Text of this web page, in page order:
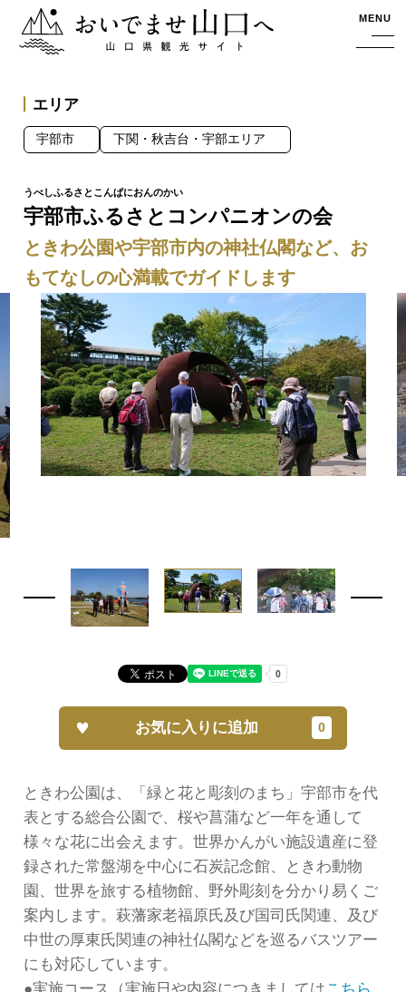
おいでませ山口へー山口県観光サイト MENU
宇部市ふるさとコンパニオンの会
ときわ公園や宇部市内の神社仏閣など、お
もてなしの心満載でガイドします
ときわ公園は、「緑と花と彫刻のまち」宇部市を代
表とする総合公園で、桜や菖蒲など一年を通して
様々な花に出会えます。世界かんがい施設遺産に登
録された常盤湖を中心に石炭記念館、ときわ動物
園、世界を旅する植物館、野外彫刻を分かり易くご
案内します。萩藩家老福原氏及び国司氏関連、及び
中世の厚東氏関連の神社仏閣などを巡るバスツアー
にも対応しています。
お気に入りに追加
エリア
宇部市 下関・秋吉台・宇部エリア